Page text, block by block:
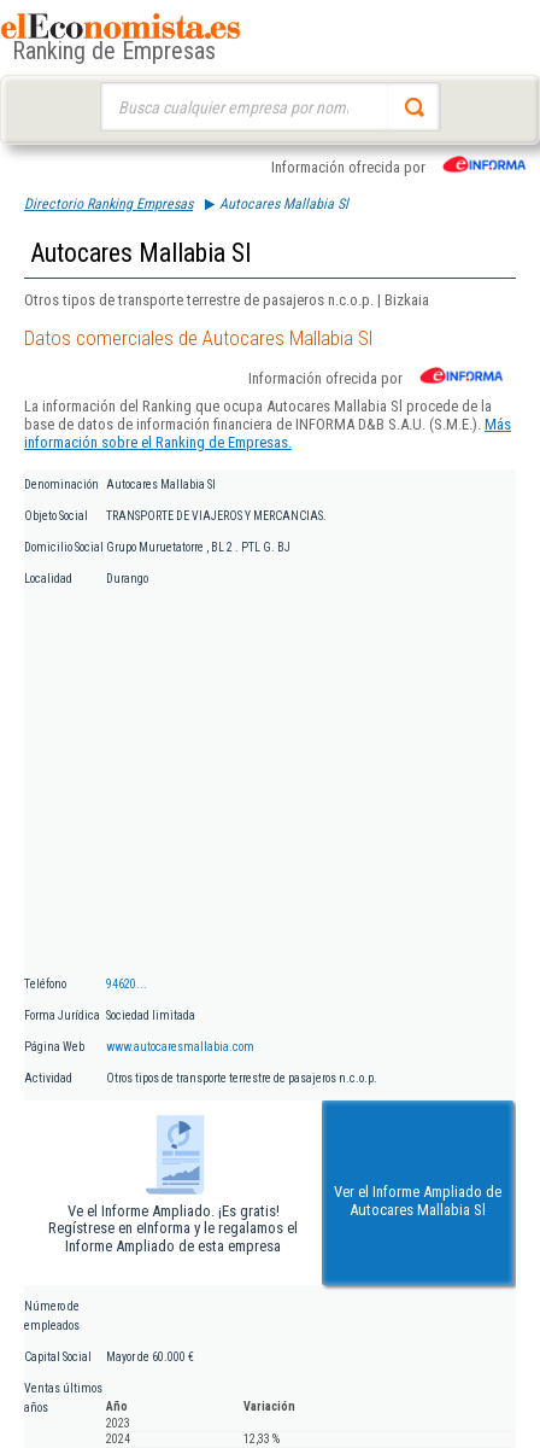
Ranking de Empresas
Información ofrecida por
Directorio Ranking Empresas Autocares Mallabia Sl
Autocares Mallabia Sl
Otros tipos de transporte terrestre de pasajeros n.c.o.p. | Bizkaia
Datos comerciales de Autocares Mallabia Sl
Información ofrecida por
La información del Ranking que ocupa Autocares Mallabia Sl procede de la
base de datos de información financiera de INFORMA D&B S.A.U. (S.M.E.). Más
información sobre el Ranking de Empresas.
Denominación Autocares Mallabia Sl
Objeto Social TRANSPORTE DE VIAJEROS Y MERCANCIAS.
Domicilio Social Grupo Muruetatorre , BL 2 . PTL G. BJ
Localidad Durango
Teléfono 94620...
Forma Jurídica Sociedad limitada
Página Web www.autocaresmallabia.com
Actividad Otros tipos de transporte terrestre de pasajeros n.c.o.p.
Ve el Informe Ampliado. ¡Es gratis!
Regístrese en eInforma y le regalamos el
Informe Ampliado de esta empresa
Ver el Informe Ampliado de
Autocares Mallabia Sl
Número de
empleados
Capital Social Mayor de 60.000 €
Ventas últimos
años
Año
Variación
2023
2024
12,33 %